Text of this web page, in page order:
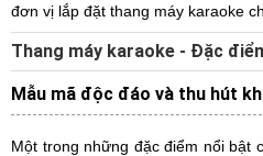
đơn vị lắp đặt thang máy karaoke
Thang máy karaoke - Đặc
Mẫu mã độc đáo và thu hút
Một trong những đặc điểm nổi bật